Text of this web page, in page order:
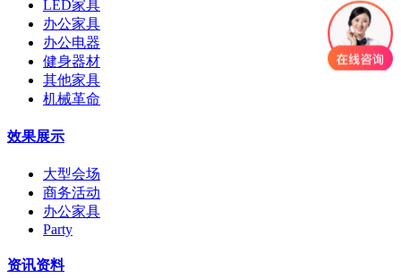
LED家具
办公家具
办公电器
健身器材
其他家具
机械革命
效果展示
大型会场
商务活动
办公家具
Party
资讯资料